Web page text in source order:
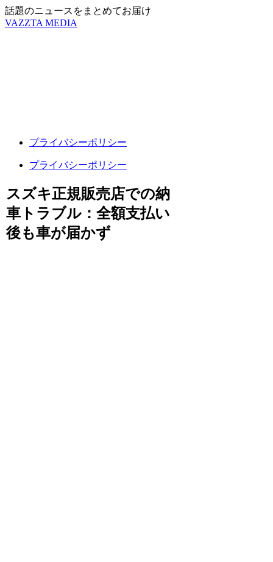
話題のニュースをまとめてお届け
VAZZTA MEDIA
プライバシーポリシー
プライバシーポリシー
スズキ正規販売店での納
車トラブル：全額支払い
後も車が届かず